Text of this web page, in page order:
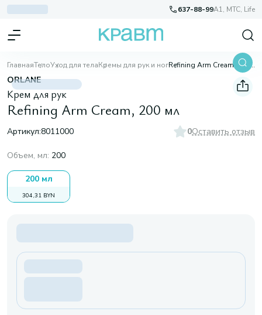
637-88-99A1, МТС, Life
ГлавнаяТелоУход для телаКремы для рук и ног Refining Arm Cream, 200 мл
ORLANE
Крем для рук
Refining Arm Cream, 200 мл
Артикул:8011000 0Оставить отзыв
Объем, мл: 200
200 мл
304,31 BYN